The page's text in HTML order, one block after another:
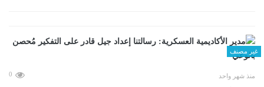
غير مصنف
منذ شهر واحد 0